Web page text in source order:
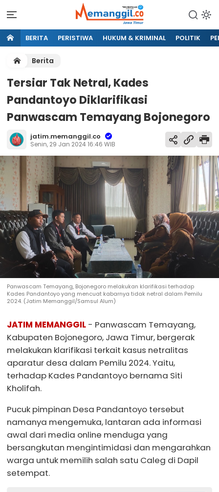
BERITA PERISTIWA HUKUM & KRIMINAL POLITIK
Berita
Tersiar Tak Netral, Kades
Pandantoyo Diklarifikasi
Panwascam Temayang Bojonegoro
jatim.memanggil.co
Senin, 29 Jan 2024 16:46 WIB
Panwascam Temayang, Bojonegoro melakukan klarifikasi terhadap
Kades Pandantoyo yang mencuat kabarnya tidak netral dalam Pemilu
2024. (Jatim Memanggil/Samsul Alum)
JATIM MEMANGGIL - Panwascam Temayang,
Kabupaten Bojonegoro, Jawa Timur, bergerak
melakukan klarifikasi terkait kasus netralitas
aparatur desa dalam Pemilu 2024. Yaitu,
terhadap Kades Pandantoyo bernama Siti
Kholifah.
Pucuk pimpinan Desa Pandantoyo tersebut
namanya mengemuka, lantaran ada informasi
awal dari media online menduga yang
bersangkutan mengintimidasi dan mengarahkan
warga untuk memilih salah satu Caleg di Dapil
setempat.